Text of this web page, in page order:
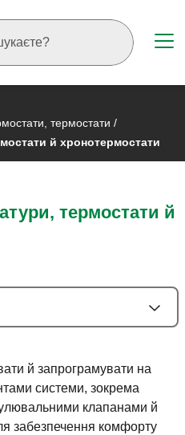
термостати /
й хронотермостати
термостати й
й запрограмувати на
системи, зокрема
клапанами й
забезпечення комфорту